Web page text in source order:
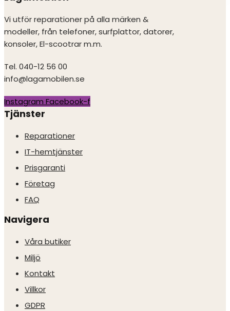
Vi utför reparationer på alla märken &
modeller, från telefoner, surfplattor, datorer,
konsoler, El-scootrar m.m.
Tel. 040-12 56 00
info@lagamobilen.se
Instagram Facebook-f
Tjänster
Reparationer
IT-hemtjänster
Prisgaranti
Företag
FAQ
Navigera
Våra butiker
Miljö
Kontakt
Villkor
GDPR